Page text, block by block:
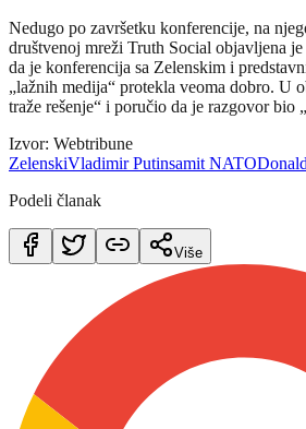
Nedugo po završetku konferencije, na
društvenoj mreži Truth Social objavljena
da je konferencija sa Zelenskim i
„lažnih medija“ protekla veoma dobro. U
traže rešenje“ i poručio da je razgovor bio
Izvor: Webtribune
ZelenskiVladimir Putinsamit NATO
Podeli članak
Više